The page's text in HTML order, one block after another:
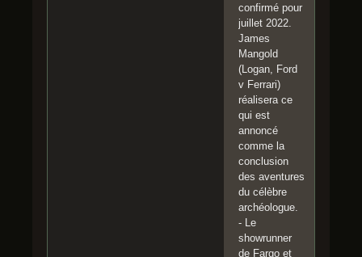
confirmé pour
juillet 2022.
James
Mangold
(Logan, Ford
v Ferrari)
réalisera ce
qui est
annoncé
comme la
conclusion
des aventures
du célèbre
archéologue.
- Le
showrunner
de Fargo et